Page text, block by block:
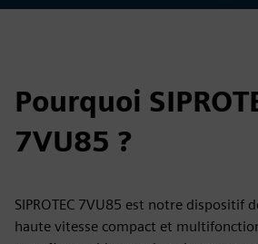
Pourquoi
7VU85 ?
SIPROTEC 7VU85 est notre dispositif
haute vitesse compact et